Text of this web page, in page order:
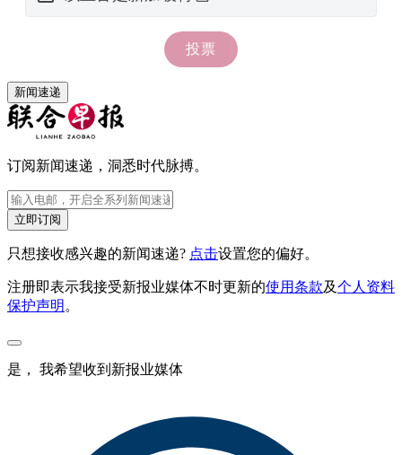
新闻速递
订阅新闻速递，洞悉时代脉搏。
立即订阅
只想接收感兴趣的新闻速递? 点击设置您的偏好。
注册即表示我接受新报业媒体不时更新的使用条款及个人资料
保护声明 。
是， 我希望收到新报业媒体